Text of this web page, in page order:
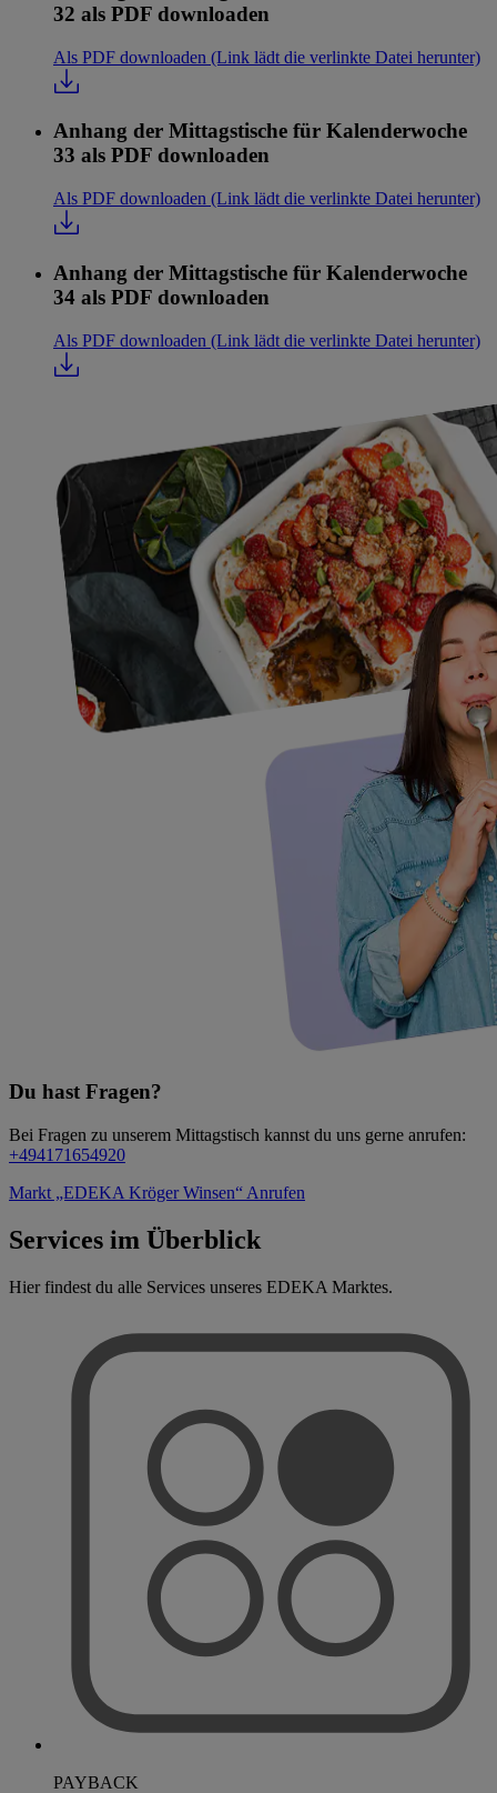
32 als PDF downloaden
Als PDF downloaden (Link lädt die verlinkte Datei herunter)
Anhang der Mittagstische für Kalenderwoche
33 als PDF downloaden
Als PDF downloaden (Link lädt die verlinkte Datei herunter)
Anhang der Mittagstische für Kalenderwoche
34 als PDF downloaden
Als PDF downloaden (Link lädt die verlinkte Datei herunter)
Du hast Fragen?
Bei Fragen zu unserem Mittagstisch kannst du uns gerne anrufen:
+494171654920
Markt „EDEKA Kröger Winsen“ Anrufen
Services im Überblick
Hier findest du alle Services unseres EDEKA Marktes.
PAYBACK